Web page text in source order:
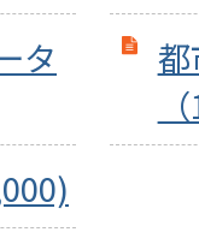
タ